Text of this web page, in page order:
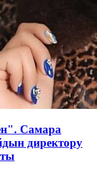
Самара
директору